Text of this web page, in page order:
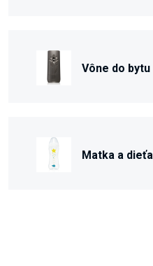
Vône do bytu
Matka a dieťa